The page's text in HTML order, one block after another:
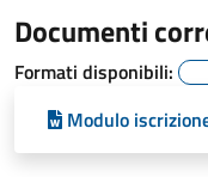
Documenti
Formati disponibili:
Modulo